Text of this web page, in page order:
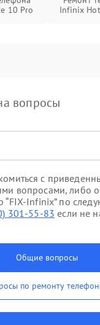
10 Pro
Infinix
вопросы
с
вопросами, либо
“FIX-Infinix” по
301-55-83 если не
Общие вопросы
по ремонту